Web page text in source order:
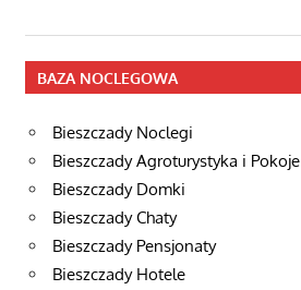
wpisu
BAZA NOCLEGOWA
Bieszczady Noclegi
Bieszczady Agroturystyka i Pokoje
Bieszczady Domki
Bieszczady Chaty
Bieszczady Pensjonaty
Bieszczady Hotele